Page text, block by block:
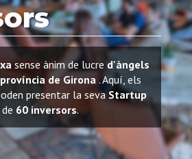
sense ànim de lucre d'àngels
província de Girona. Aquí, els
presentar la sevaStartup
60 inversors.